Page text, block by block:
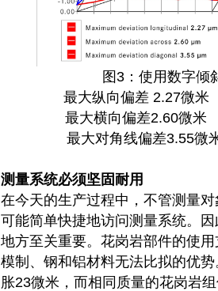
图3：使用数字倾
最大纵向偏差 2.27
最大横向偏差2.60
最大对角线偏差
测量系统必须坚固耐用
在今天的生产过程中，不管测量
可能简单快捷地访问测量系统。
地方至关重要。花岗岩部件的使
模制、钢和铝材料无法比拟的优
胀23微米，而相同质量的花岗岩